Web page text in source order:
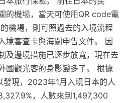
的機場，當天可使用QR code電
機場，則可照過去的入境流程
境審查卡與海關申告文件。 因
及邊境措施已逐步放寬，現在去
國觀光客的身影變多了。 根據
現，2023年1月入境日本的人
，人數來到1,497,300